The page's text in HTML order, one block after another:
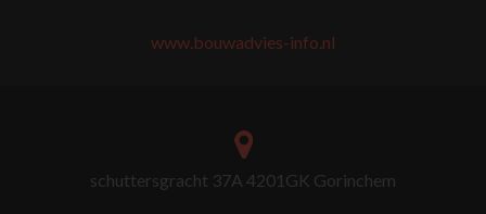
www.bouwadvies-info.nl
schuttersgracht 37A 4201GK Gorinchem